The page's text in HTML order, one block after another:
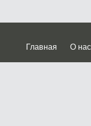
Главная О нас